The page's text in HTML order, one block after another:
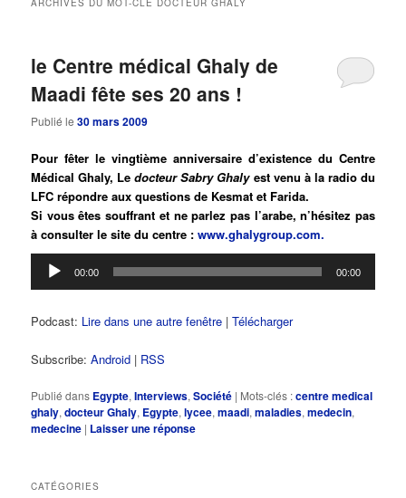
ARCHIVES DU MOT-CLÉ DOCTEUR GHALY
le Centre médical Ghaly de
Maadi fête ses 20 ans !
Publié le30 mars 2009
Pour fêter le vingtième anniversaire d’existence du Centre
Médical Ghaly, Ledocteur Sabry Ghalyest venu à la radio du
LFC répondre aux questions de Kesmat et Farida.
Si vous êtes souffrant et ne parlez pas l’arabe, n’hésitez pas
à consulter le site du centre :www.ghalygroup.com.
Lecteur
audio
00:00 00:00
Podcast: Lire dans une autre fenêtre |Télécharger
Subscribe:Android | RSS
Publié dans Egypte,Interviews,Société | Mots-clés :centre medical
ghaly,docteur Ghaly, Egypte,lycee,maadi,maladies,medecin,
medecine | Laisser une réponse
CATÉGORIES